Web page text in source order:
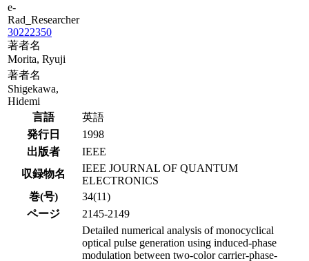
e-
Rad_Researcher
30222350
著者名
Morita, Ryuji
著者名
Shigekawa,
Hidemi
言語
英語
発行日
1998
出版者
IEEE
収録物名
IEEE JOURNAL OF QUANTUM
ELECTRONICS
巻(号)
34(11)
ページ
2145-2149
Detailed numerical analysis of monocyclical
optical pulse generation using induced-phase
modulation between two-color carrier-phase-